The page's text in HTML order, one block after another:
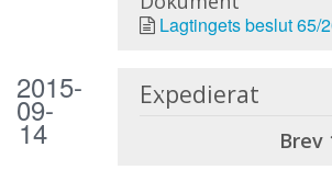
Lagtingets beslut 65/
2015-
09-
14
Expedierat
Brev